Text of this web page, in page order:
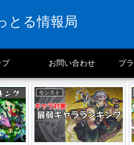
とる情報局
プ お問い合わせ プ
モンスト